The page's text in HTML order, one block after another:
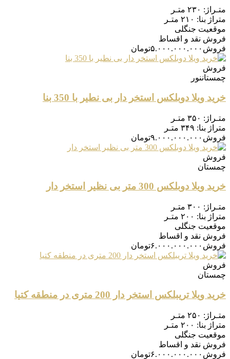
متـراژ: ۲۳۰ متـر
متراژ بنا: ۲۱۰ متـر
موقعیت جنگلی
فروش نقد و اقساط
فروش ۵.۰۰۰.۰۰۰.۰۰۰تومان
فروش
چمستاننور
خرید ویلا دوبلکس استخر دار بی نطیر با 350 بنا
متـراژ: ۳۵۰ متـر
متراژ بنا: ۳۴۹ متـر
فروش ۹.۰۰۰.۰۰۰.۰۰۰تومان
فروش
چمستان
خرید ویلا دوبلکس 300 متر بی نظیر استخر دار
متـراژ: ۳۰۰ متـر
متراژ بنا: ۲۰۰ متـر
موقعیت جنگلی
فروش نقد و اقساط
فروش ۶.۰۰۰.۰۰۰.۰۰۰تومان
فروش
چمستان
خرید ویلا تریبلکس استخر دار 200 متری در منطقه کتیا
متـراژ: ۲۵۰ متـر
متراژ بنا: ۲۰۰ متـر
موقعیت جنگلی
فروش نقد و اقساط
فروش ۶.۰۰۰.۰۰۰.۰۰۰تومان